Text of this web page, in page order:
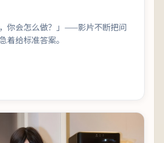
，你会怎么做？」——影片不断把问
着给标准答案。